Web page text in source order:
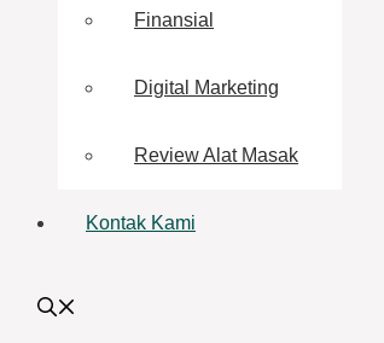
Finansial
Digital Marketing
Review Alat Masak
Kontak Kami